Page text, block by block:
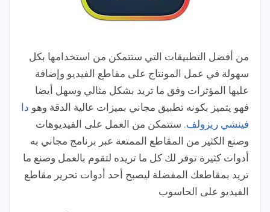
من أفضل التطبيقات التي ستتمكن من استخدامها بكل
سهولة في عمل المونتاج على مقاطع الفيديو وإضافة
عليها المؤثرات وفق ما تريد بشكل مثالي وسهل أيضا
فهو يتميز بكونه تطبيق مجاني بميزات عالية الدقة وهو دا
فينشي ريزولف. ستتمكن من العمل على الفيديوهات
وصنع الكثير من المقاطع الممتعة عبر برنامج مجاني به
أدوات كثيرة توفر لك كل ما تريده لتقوم بالعمل وصنع ما
تريد بمقاطعك المفضلة ليصبح أحد أدوات تحرير مقاطع
الفيديو على الحاسوب